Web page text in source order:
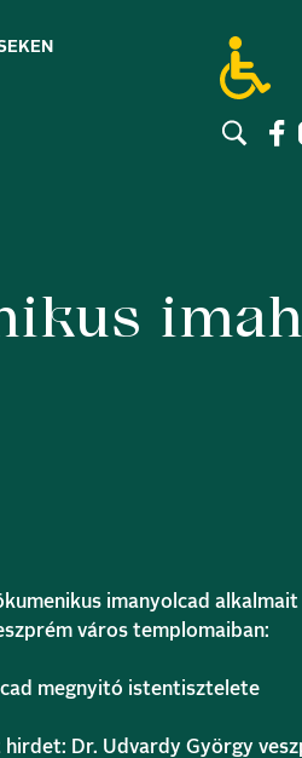
EN
imanyolcad alkalmait
város templomaiban:
megnyitó istentisztelete
Dr. Udvardy György